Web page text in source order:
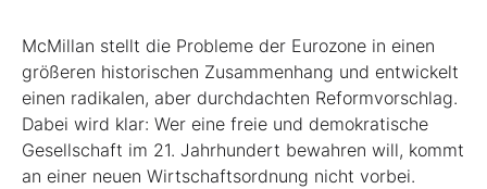
McMillan stellt die Probleme der Eurozone in einen
größeren historischen Zusammenhang und entwickelt
einen radikalen, aber durchdachten Reformvorschlag.
Dabei wird klar: Wer eine freie und demokratische
Gesellschaft im 21. Jahrhundert bewahren will, kommt
an einer neuen Wirtschaftsordnung nicht vorbei.